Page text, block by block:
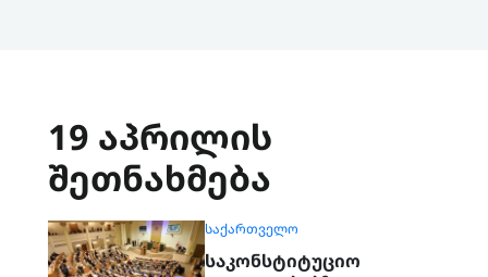
19 აპრილის
შეთნახმება
ᲡᲐᲥᲐᲠᲗᲕᲔᲚᲝ
საკონსტიტუციო